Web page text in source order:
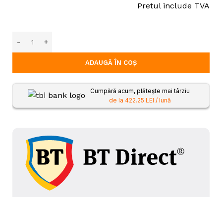
Pretul include TVA
ADAUGĂ ÎN COȘ
Cumpără acum, plătește mai târziu
de la 422.25 LEI / lună